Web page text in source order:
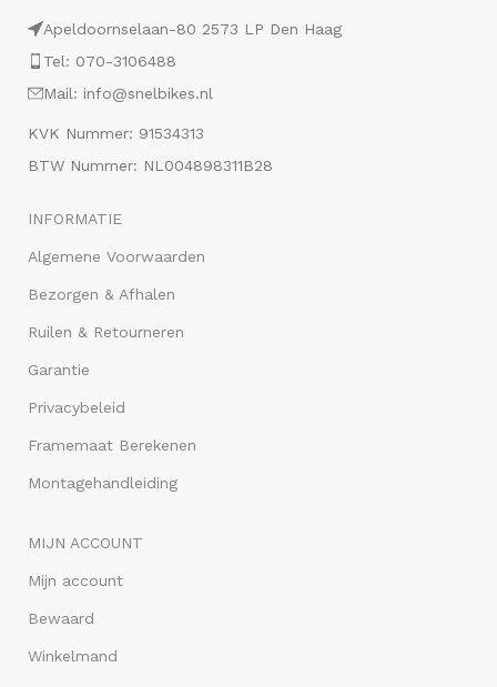
Apeldoornselaan-80 2573 LP Den Haag
Tel: 070-3106488
Mail: info@snelbikes.nl
KVK Nummer: 91534313
BTW Nummer: NL004898311B28
INFORMATIE
Algemene Voorwaarden
Bezorgen & Afhalen
Ruilen & Retourneren
Garantie
Privacybeleid
Framemaat Berekenen
Montagehandleiding
MIJN ACCOUNT
Mijn account
Bewaard
Winkelmand